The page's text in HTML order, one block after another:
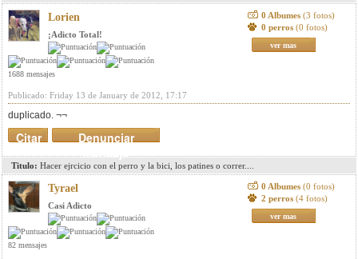
Lorien
¡Adicto Total!
1688 mensajes
0 Albumes (3 fotos)
0 perros (0 fotos)
ver mas
Publicado: Friday 13 de January de 2012, 17:17
duplicado. ¬¬
Denunciar
mensaje
Citar
Titulo: Hacer ejrcicio con el perro y la bici, los patines o correr....
Tyrael
Casi Adicto
82 mensajes
0 Albumes (0 fotos)
2 perros (4 fotos)
ver mas